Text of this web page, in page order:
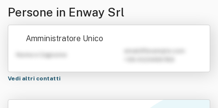
Persone in Enway Srl
Amministratore Unico
Nome e Cognome
Vedi altri contatti